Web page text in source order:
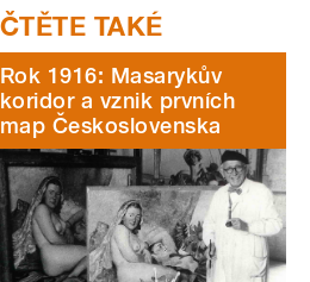
Rok 1916: Masarykův
koridor a vznik prvních
map Československa